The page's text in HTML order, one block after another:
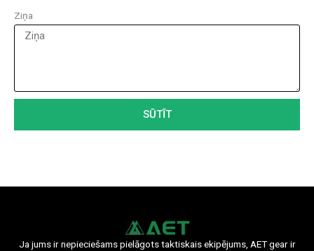
Ziņa
SŪTĪT
Ja jums ir nepieciešams pielāgots taktiskais ekipējums, AET gear ir